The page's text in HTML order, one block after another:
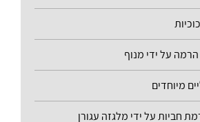
על ידי מנוף
מיוחדים
חביות על ידי מלגזה עגורן